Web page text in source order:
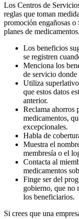
Los Centros de
reglas que toman
promoción engañosas
planes de
Los beneficios
se registren
Menciona los
de servicio donde
Utiliza
que estos datos
anterior.
Reclama ahorros
medicamentos,
excepcionales.
Habla de
Muestra el
membresía o el
Contacta al
medicamentos
Finge ser del
gobierno, que no
los beneficiarios.
Si crees que una